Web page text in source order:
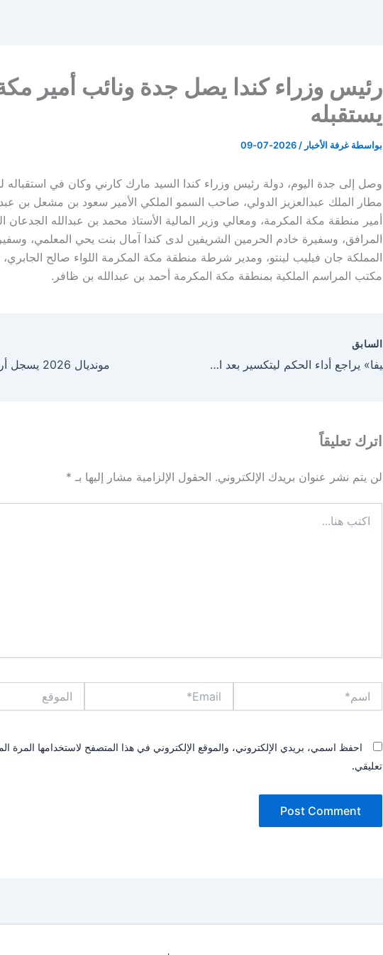
رئيس وزراء كندا يصل جدة ونائب أمير
يستقبله
بواسطة غرفة الأخبار /
2026-07-09
وصل إلى جدة اليوم، دولة رئيس وزراء كندا السيد مارك كارني وكان في
مطار الملك عبدالعزيز الدولي، صاحب السمو الملكي الأمير سعود بن مشعل بن
أمير منطقة مكة المكرمة، ومعالي وزير المالية الأستاذ محمد بن عبدالله الجدعان
المرافق، وسفيرة خادم الحرمين الشريفين لدى كندا آمال بنت يحي المعلمي،
المملكة جان فيليب لينتو، ومدير شرطة منطقة مكة المكرمة اللواء صالح
مكتب المراسم الملكية بمنطقة مكة المكرمة أحمد بن عبدالله بن ظافر.
السابق
«فيفا» يراجع أداء الحكم ليتكسير بعد احتجاج مصري
اترك تعليقاً
لن يتم نشر عنوان بريدك الإلكتروني. الحقول الإلزامية مشار إليها بـ *
هنا...
احفظ اسمي، بريدي الإلكتروني، والموقع الإلكتروني في هذا المتصفح لاستخدامها المرة
تعليقي.